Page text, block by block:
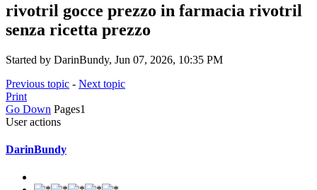
rivotril gocce prezzo in farmacia rivotril
senza ricetta prezzo
Started by DarinBundy, Jun 07, 2026, 10:35 PM
Previous topic - Next topic
Print
Go Down Pages1
User actions
DarinBundy